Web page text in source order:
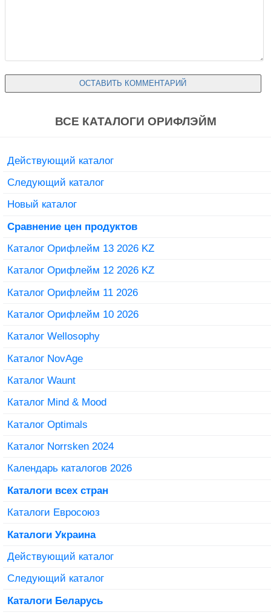
ВСЕ КАТАЛОГИ ОРИФЛЭЙМ
Действующий каталог
Следующий каталог
Новый каталог
Сравнение цен продуктов
Каталог Орифлейм 13 2026 KZ
Каталог Орифлейм 12 2026 KZ
Каталог Орифлейм 11 2026
Каталог Орифлейм 10 2026
Каталог Wellosophy
Каталог NovAge
Каталог Waunt
Каталог Mind & Mood
Каталог Optimals
Каталог Norrsken 2024
Календарь каталогов 2026
Каталоги всех стран
Каталоги Евросоюз
Каталоги Украина
Действующий каталог
Следующий каталог
Каталоги Беларусь